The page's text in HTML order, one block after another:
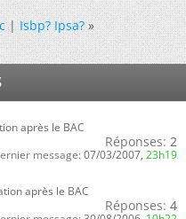
|Isbp? Ipsa? »
après le BAC
Réponses: 2
message: 07/03/2007, 23h19
après le BAC
Réponses: 4